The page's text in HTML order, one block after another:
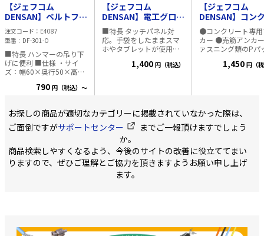
【ジェフコム
DENSAN】ベルトフッ
カー DF-301-O
注文コード
E4087
型番
DF-301-O
■特長 ハンマーの吊り下
げに便利 ■仕様 ・サイ
ズ：幅60×奥行50×高さ
産国：日本790 円（税込）～
【ジェフコム
DENSAN】電工グロー
ブ（スマホ対応）Mサ
イズ JND-36M
■特長 タッチパネル対
応。手袋をしたままスマ
ホやタブレットが使用可
グで、耐久性と柔軟性を
ひら：ポリウレタン、ポ
リエステル 手の甲：ポリ
エステル ・サイズ：M／L
／LL ・個装サイズ・質量
M：
W100×D30×H270mm・
54g L：
W100×D30×H280mm・
57g LL：
1,400 円（税込）
【ジェフコム
DENSAN】コン
ト専用 タイトア
ー ドリル径
φ10.5（12本入
●コンクリート専
カー ●売筋アンカ
ァスニング類のPパ
だけの簡単な施工
原産国：日本
1,450 円（
お探しの商品が適切なカテゴリーに掲載されていなかった際は、
ご面倒ですがサポートセンター
までご一報頂けますでしょう
か。
商品検索しやすくなるよう、今後のサイトの改善に役立ててまい
りますので、ぜひご理解とご協力を頂きますようお願い申し上げ
ます。